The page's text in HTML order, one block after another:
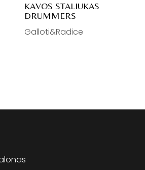
KAVOS STALIUKAS
DRUMMERS
Galloti&Radice